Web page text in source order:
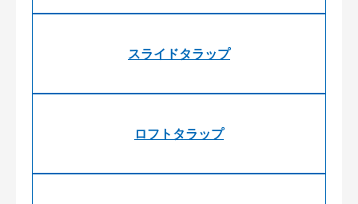
スライドタラップ
ロフトタラップ